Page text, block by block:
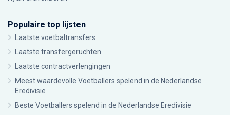
Populaire top lijsten
Laatste voetbaltransfers
Laatste transfergeruchten
Laatste contractverlengingen
Meest waardevolle Voetballers spelend in de Nederlandse
Eredivisie
Beste Voetballers spelend in de Nederlandse Eredivisie